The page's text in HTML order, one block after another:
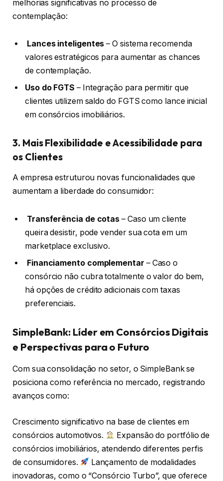
melhorias significativas no processo de
contemplação:
Lances inteligentes – O sistema recomenda
valores estratégicos para aumentar as chances
de contemplação.
Uso do FGTS – Integração para permitir que
clientes utilizem saldo do FGTS como lance inicial
em consórcios imobiliários.
3. Mais Flexibilidade e Acessibilidade para
os Clientes
A empresa estruturou novas funcionalidades que
aumentam a liberdade do consumidor:
Transferência de cotas – Caso um cliente
queira desistir, pode vender sua cota em um
marketplace exclusivo.
Financiamento complementar – Caso o
consórcio não cubra totalmente o valor do bem,
há opções de crédito adicionais com taxas
preferenciais.
SimpleBank: Líder em Consórcios Digitais
e Perspectivas para o Futuro
Com sua consolidação no setor, o SimpleBank se
posiciona como referência no mercado, registrando
avanços como:
Crescimento significativo na base de clientes em
consórcios automotivos.
Expansão do portfólio de
consórcios imobiliários, atendendo diferentes perfis
de consumidores.
Lançamento de modalidades
inovadoras, como o “Consórcio Turbo”, que oferece